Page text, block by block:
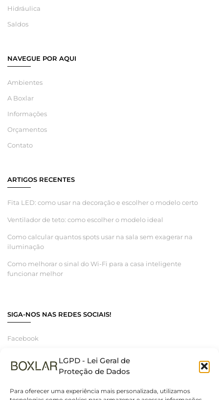
LGPD - Lei Geral de
Proteção de Dados
Para oferecer uma experiência mais personalizada, utilizamos
Hidráulica
Saldos
NAVEGUE POR AQUI
Ambientes
A Boxlar
Informações
Orçamentos
Contato
ARTIGOS RECENTES
Fita LED: como usar na decoração e escolher o modelo certo
Ventilador de teto: como escolher o modelo ideal
Como calcular quantos spots usar na sala sem exagerar na
iluminação
Como melhorar o sinal do Wi-Fi para a casa inteligente
funcionar melhor
SIGA-NOS NAS REDES SOCIAIS!
Facebook
Linkedin